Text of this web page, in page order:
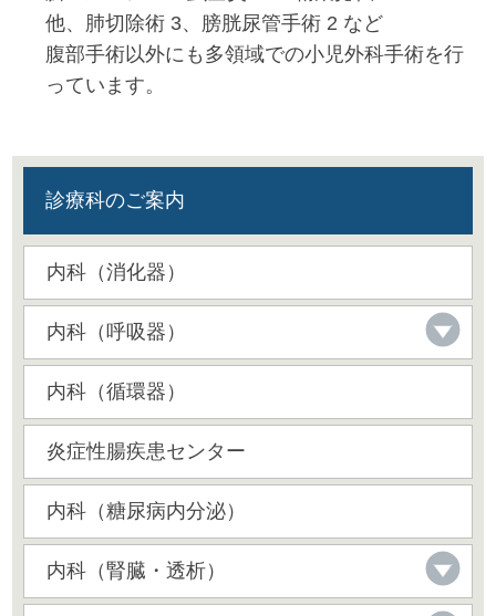
他、肺切除術 3、膀胱尿管手術 2 など
腹部手術以外にも多領域での小児外科手術を行
っています。
診療科のご案内
内科（消化器）
内科（呼吸器）
内科（循環器）
炎症性腸疾患センター
内科（糖尿病内分泌）
内科（腎臓・透析）